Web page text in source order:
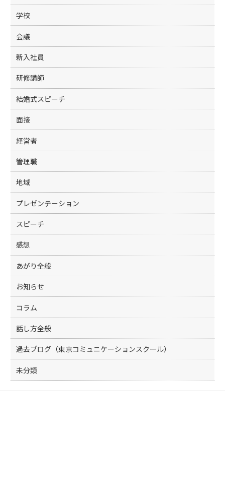
学校
会議
新入社員
研修講師
結婚式スピーチ
面接
経営者
管理職
地域
プレゼンテーション
スピーチ
感想
あがり全般
お知らせ
コラム
話し方全般
過去ブログ（東京コミュニケーションスクール）
未分類